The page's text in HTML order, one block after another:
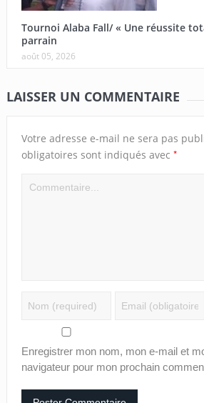
Tournoi Alaba Fall/ « Une réussite
parrain
août 05, 2026
LAISSER UN COMMENTAIRE
Votre adresse e-mail ne sera pas
obligatoires sont indiqués avec *
Enregistrer mon nom, mon e-mail et
navigateur pour mon prochain